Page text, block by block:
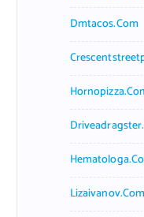
Dmtacos.com
Lizaivanov.com